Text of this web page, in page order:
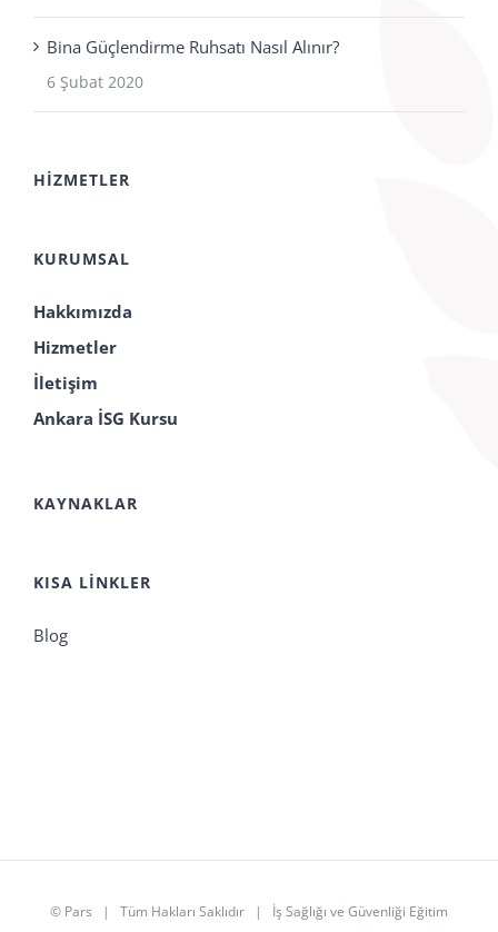
Bina Güçlendirme Ruhsatı Nasıl Alınır?
6 Şubat 2020
HIZMETLER
KURUMSAL
Hakkımızda
Hizmetler
İletişim
Ankara İSG Kursu
KAYNAKLAR
KISA LINKLER
Blog
© Pars | Tüm Hakları Saklıdır | İş Sağlığı ve Güvenliği Eğitim